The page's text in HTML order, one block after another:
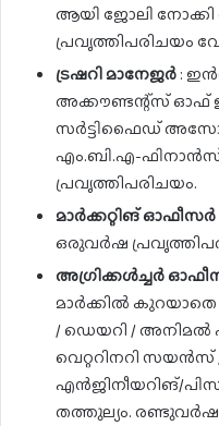
ആയി ജോലി
പ്രവൃത്തിപരിചയം
ട്രഷറി മാനേജർ:
അക്കൗണ്ടന്റ്സ് ഓഫ്
സർട്ടിഫൈഡ്
എം.ബി.എ-
പ്രവൃത്തിപരിചയം.
മാർക്കറ്റിങ് ഓഫീസർ
ഒരുവർഷ
അഗ്രിക്കൾച്ചർ
മാർക്കിൽ കുറയാതെ
/ ഡെയറി /
വെറ്ററിനറി സയൻസ്
എൻജിനീയറിങ്/
തത്തുല്യം.